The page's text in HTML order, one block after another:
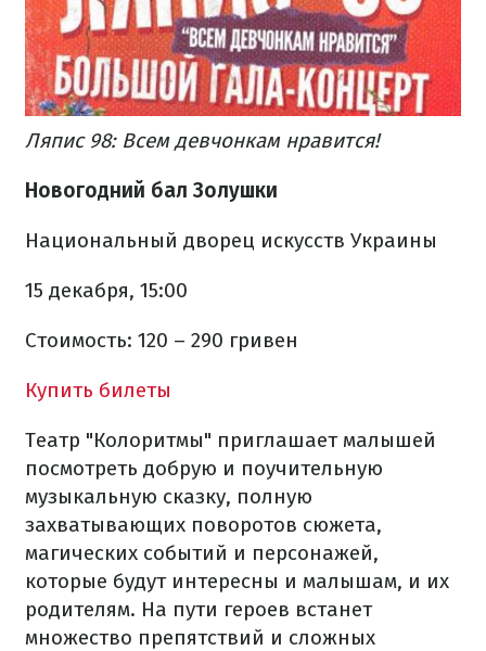
Ляпис 98: Всем девчонкам нравится!
Новогодний бал Золушки
Национальный дворец искусств Украины
15 декабря, 15:00
Стоимость: 120 – 290 гривен
Купить билеты
Театр "Колоритмы" приглашает малышей
посмотреть добрую и поучительную
музыкальную сказку, полную
захватывающих поворотов сюжета,
магических событий и персонажей,
которые будут интересны и малышам, и их
родителям. На пути героев встанет
множество препятствий и сложных